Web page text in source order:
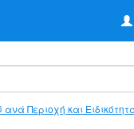
Περιοχή και